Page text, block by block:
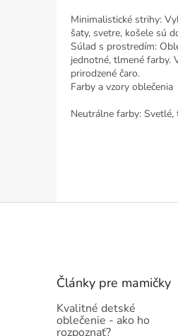
Minimalistické strihy:
šaty, svetre, košele sú
Súlad s prostredím:
jednotné, tlmené farby.
prirodzené čaro.
Farby a vzory oblečenia
Neutrálne farby: Svetlé,
Články pre mamičky
Kvalitné detské
oblečenie - ako ho
rozpoznať?